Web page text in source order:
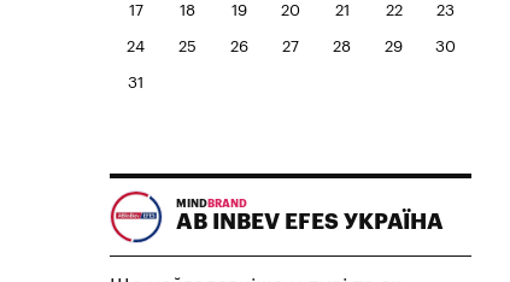
17 18 19 20 21 22 23
24 25 26 27 28 29 30
31
MIND BRAND
AB INBEV EFES УКРАЇНА